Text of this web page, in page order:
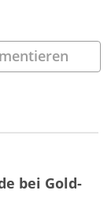
bei Gold-